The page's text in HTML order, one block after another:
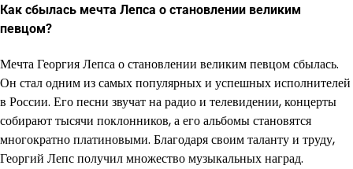
Как сбылась мечта Лепса о становлении великим
певцом?
Мечта Георгия Лепса о становлении великим певцом сбылась.
Он стал одним из самых популярных и успешных исполнителей
в России. Его песни звучат на радио и телевидении, концерты
собирают тысячи поклонников, а его альбомы становятся
многократно платиновыми. Благодаря своим таланту и труду,
Георгий Лепс получил множество музыкальных наград.